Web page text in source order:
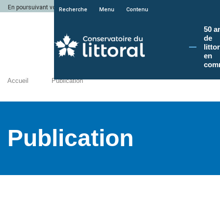
En poursuivant votre navigation sur le site du Conservatoire du littoral, vous
Recherche Menu Contenu
50
de
en
Accueil Publication
Publication